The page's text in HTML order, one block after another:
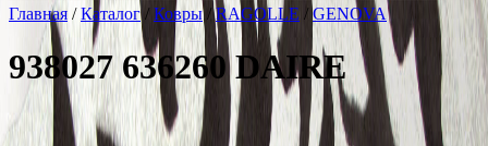
Главная /Каталог/ Ковры/RAGOLLE /GENOVA
938027 636260 DAIRE